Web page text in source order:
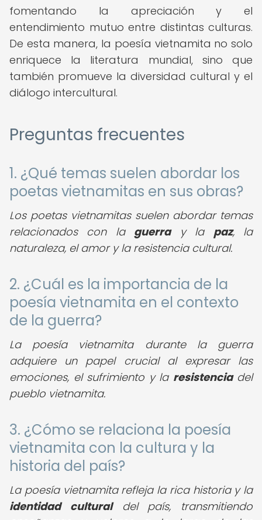
fomentando la apreciación y el
entendimiento mutuo entre distintas culturas.
De esta manera, la poesía vietnamita no solo
enriquece la literatura mundial, sino que
también promueve la diversidad cultural y el
diálogo intercultural.
Preguntas frecuentes
1. ¿Qué temas suelen abordar los
poetas vietnamitas en sus obras?
Los poetas vietnamitas suelen abordar temas
relacionados con la guerray la paz, la
naturaleza, el amor y la resistencia cultural.
2. ¿Cuál es la importancia de la
poesía vietnamita en el contexto
de la guerra?
La poesía vietnamita durante la guerra
adquiere un papel crucial al expresar las
emociones, el sufrimiento y la resistenciadel
pueblo vietnamita.
3. ¿Cómo se relaciona la poesía
vietnamita con la cultura y la
historia del país?
La poesía vietnamita refleja la rica historia y la
identidad culturaldel país, transmitiendo